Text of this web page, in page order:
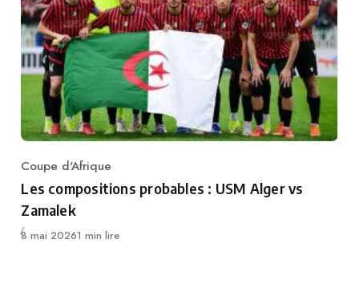
Category
Coupe d'Afrique
Les compositions probables : USM Alger vs
Zamalek
Publié
8 mai 20261 min lire